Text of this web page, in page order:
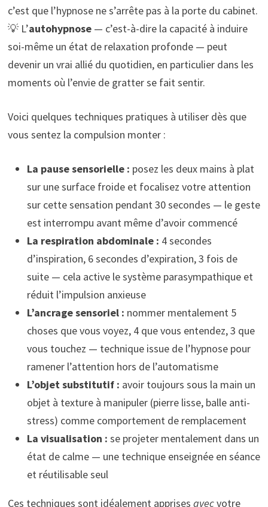
c’est que l’hypnose ne s’arrête pas à la porte du cabinet.
💡 L’autohypnose— c’est-à-dire la capacité à induire
soi-même un état de relaxation profonde — peut
devenir un vrai allié du quotidien, en particulier dans les
moments où l’envie de gratter se fait sentir.
Voici quelques techniques pratiques à utiliser dès que
vous sentez la compulsion monter :
La pause sensorielle : posez les deux mains à plat
sur une surface froide et focalisez votre attention
sur cette sensation pendant 30 secondes — le geste
est interrompu avant même d’avoir commencé
La respiration abdominale : 4 secondes
d’inspiration, 6 secondes d’expiration, 3 fois de
suite — cela active le système parasympathique et
réduit l’impulsion anxieuse
L’ancrage sensoriel : nommer mentalement 5
choses que vous voyez, 4 que vous entendez, 3 que
vous touchez — technique issue de l’hypnose pour
ramener l’attention hors de l’automatisme
L’objet substitutif : avoir toujours sous la main un
objet à texture à manipuler (pierre lisse, balle anti-
stress) comme comportement de remplacement
La visualisation : se projeter mentalement dans un
état de calme — une technique enseignée en séance
et réutilisable seul
Ces techniques sont idéalement apprises avecvotre